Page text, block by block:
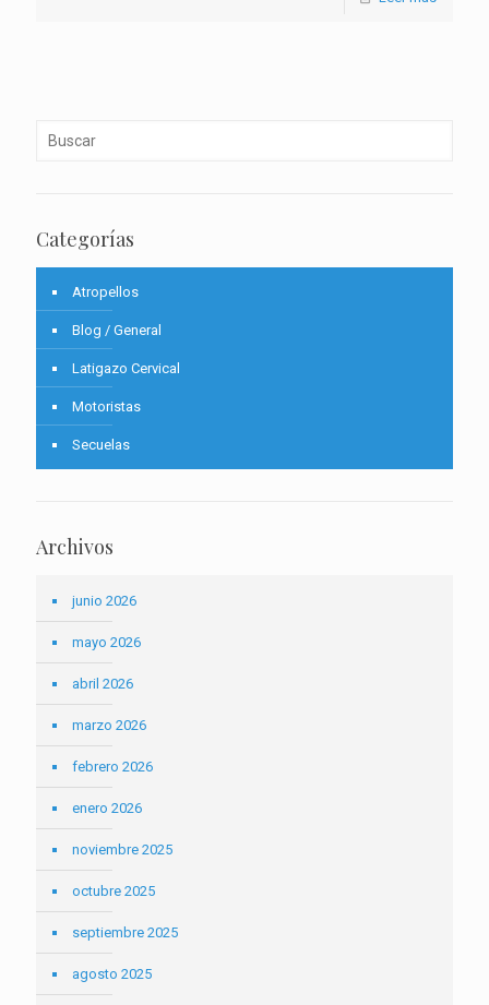
Categorías
Atropellos
Blog / General
Latigazo Cervical
Motoristas
Secuelas
Archivos
junio 2026
mayo 2026
abril 2026
marzo 2026
febrero 2026
enero 2026
noviembre 2025
octubre 2025
septiembre 2025
agosto 2025